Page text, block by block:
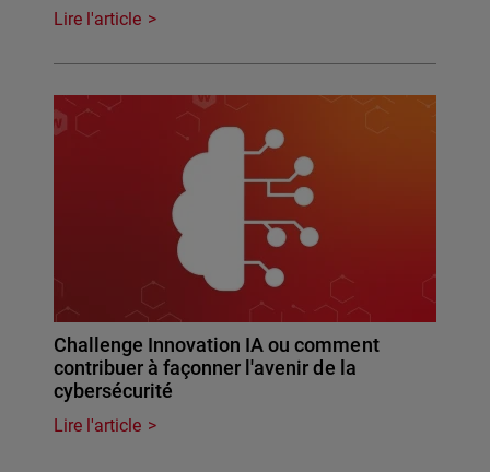
Lire l'article
Challenge Innovation IA ou comment
contribuer à façonner l'avenir de la
cybersécurité
Lire l'article